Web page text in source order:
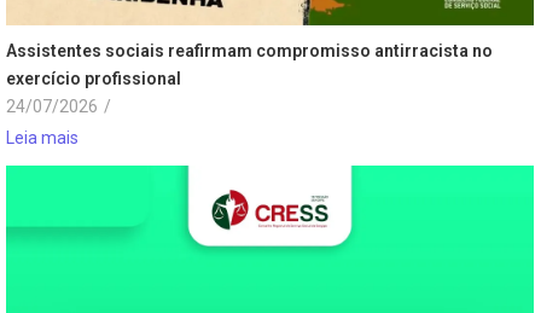
Assistentes sociais reafirmam compromisso antirracista no
exercício profissional
24/07/2026 /
Leia mais